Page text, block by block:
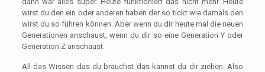
wirst du den ein oder anderen haben der so tickt wie damals den
wirst du so führen können. Aber wenn du dir heute mal die neuen
Generationen anschaust, wenn du dir so eine Generation Y oder
Generation Z anschaust.
All das Wissen das du brauchst das kannst du dir ziehen. Also